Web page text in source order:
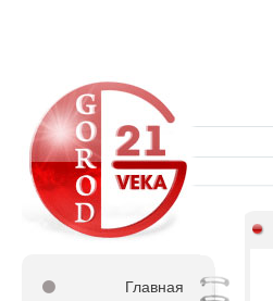
⚫
Главная